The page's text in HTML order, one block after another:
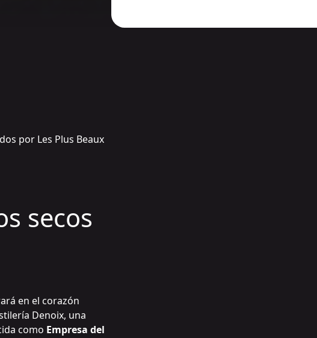
por Les Plus Beaux
secos
en el corazón
Denoix, una
como Empresa del